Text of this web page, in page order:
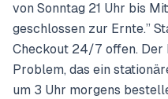
von Sonntag 21 Uhr bis
geschlossen zur Ernte.”
Checkout 24/7 offen. Der
Problem, das ein
um 3 Uhr morgens